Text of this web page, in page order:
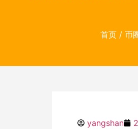
首页/ 币
yangshan